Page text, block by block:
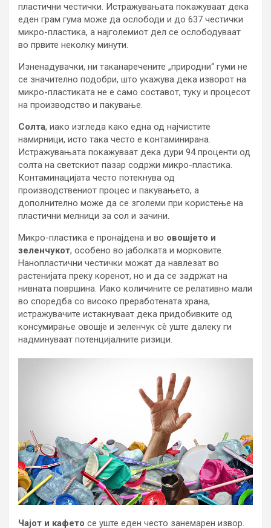
пластични честички. Истражувањата покажуваат дека
еден грам гума може да ослободи и до 637 честички
микро-пластика, а најголемиот дел се ослободуваат
во првите неколку минути.
Изненадувачки, ни таканаречените „природни“ гуми не
се значително подобри, што укажува дека изворот на
микро-пластиката не е само составот, туку и процесот
на производство и пакување.
Солта, иако изгледа како една од најчистите
намирници, исто така често е контаминирана.
Истражувањата покажуваат дека дури 94 проценти од
солта на светскиот пазар содржи микро-пластика.
Контаминацијата често потекнува од
производствениот процес и пакувањето, а
дополнително може да се зголеми при користење на
пластични мелници за сол и зачини.
Микро-пластика е пронајдена и во овошјето и
зеленчукот, особено во јаболката и морковите.
Нанопластични честички можат да навлезат во
растенијата преку коренот, но и да се задржат на
нивната површина. Иако количините се релативно мали
во споредба со високо преработената храна,
истражувачите истакнуваат дека придобивките од
консумирање овошје и зеленчук сè уште далеку ги
надминуваат потенцијалните ризици.
Чајот и кафето се уште еден често занемарен извор.